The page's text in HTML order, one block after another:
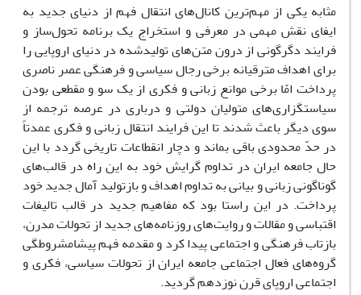
مثابه یکی از مهم‌ترین کانال‌های انتقال فهم از دنیای جدید به
ایفای نقش مهمی در معرفی و استخراج یک برنامه تحول‌ساز و
فرایند دگرگونی از درون متن‌های تولیدشده در دنیای اروپایی را
برای اهداف مترقیانه برخی رجال سیاسی و فرهنگی عصر ناصری
پرداخت امّا برخی موانع زبانی و فکری از یک سو و مقطعی بودن
سیاستگزاری‌های متولیان دولتی و درباری در عرصه ترجمه از
سوی دیگر باعث شدند تا این فرایند انتقال زبانی و فکری عمدتاً
در حدّ محدودی باقی بماند و دچار انقطاعات تاریخی گردد با این
حال جامعه ایران در تداوم گرایش خود به این راه در قالب‌های
گوناگونی زبانی و بیانی به تداوم اهداف و بازتولید آمال جدید خود
پرداخت. در این راستا بود که مفاهیم جدید در قالب تالیفات
اقتباسی و مقالات و روایت‌های روزنامه‌های جدید از تحولات مدرن،
بازتاب فرهنگی و اجتماعی پیدا کرد و مقدمه فهم پیشامشروطگی
گروه‌های فعال اجتماعی جامعه ایران از تحولات سیاسی، فکری و
اجتماعی اروپای قرن نوزدهم گردید.